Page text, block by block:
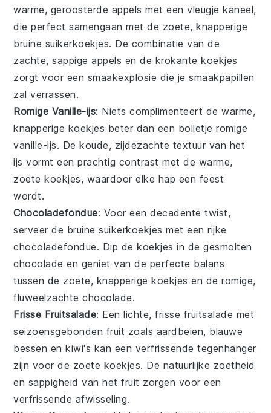
warme, geroosterde appels met een vleugje kaneel,
die perfect samengaan met de zoete, knapperige
bruine suikerkoekjes. De combinatie van de
zachte, sappigeappels en de krokante koekjes
zorgt voor een smaakexplosie die je smaakpapillen
zal verrassen.
Romige Vanille-ijs: Niets complimenteert de warme,
knapperige koekjes beter dan een bolletjeromige
vanille-ijs. De koude, zijdezachte textuur van het
ijs vormt een prachtig contrast met de warme,
zoete koekjes, waardoor elke hap een feest
wordt.
Chocoladefondue: Voor een decadente twist,
serveer de bruine suikerkoekjes met een rijke
chocoladefondue. Dip de koekjes in de gesmolten
chocolade en geniet van de perfecte balans
tussen de zoete, knapperige koekjes en de romige,
fluweelzachte chocolade.
Frisse Fruitsalade: Een lichte,frisse fruitsalade met
seizoensgebonden fruit zoals aardbeien, blauwe
bessen en kiwi's kan een verfrissende tegenhanger
zijn voor de zoete koekjes. De natuurlijke zoetheid
en sappigheid van hetfruit zorgen voor een
verfrissende afwisseling.